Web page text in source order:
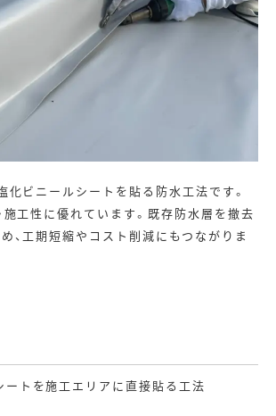
化ビニールシートを貼る防水工法です。
施工性に優れています。既存防水層を撤去
、工期短縮やコスト削減にもつながりま
ートを施工エリアに直接貼る工法